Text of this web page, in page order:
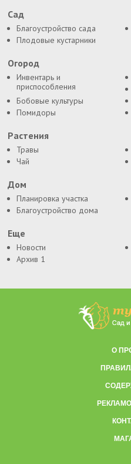
Сад
Благоустройство сада
Плодовые кустарники
Огород
Инвентарь и
приспособления
Бобовые культуры
Помидоры
Растения
Травы
Чай
Дом
Планировка участка
Благоустройство дома
Еще
Новости
Архив 1
О